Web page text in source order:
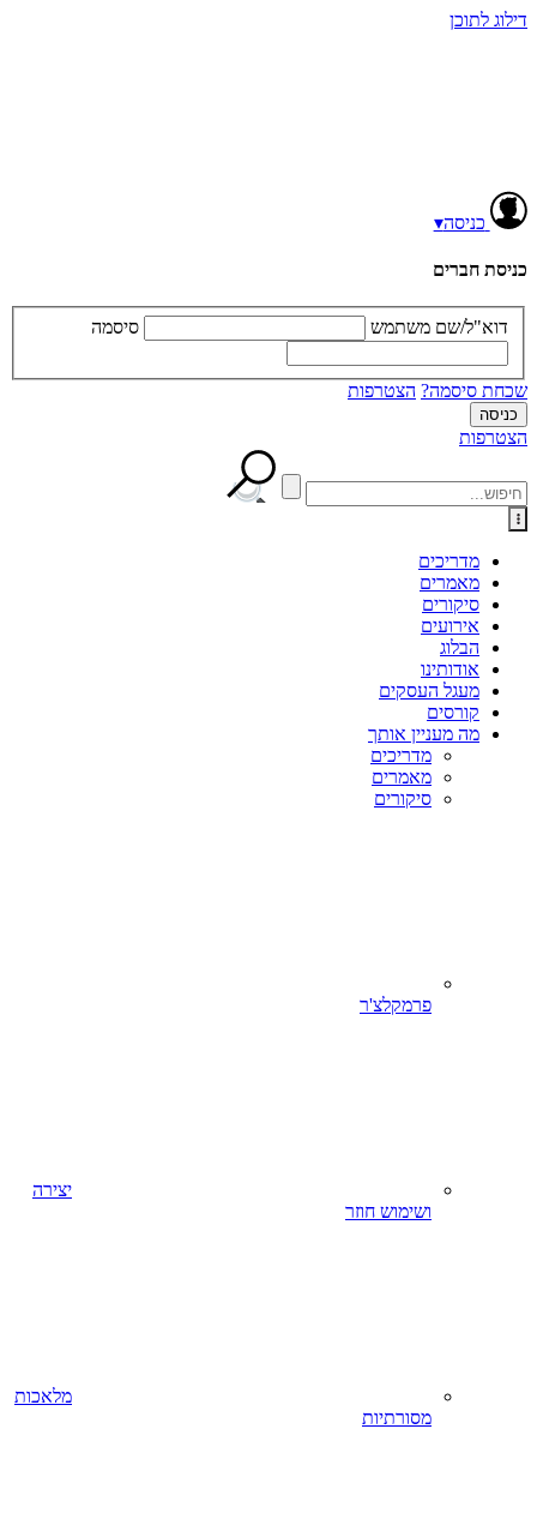
דילוג לתוכן
כניסה▾
כניסת חברים
דוא"ל/שם משתמש סיסמה
שכחת סיסמה? הצטרפות
הצטרפות
מדריכים
מאמרים
סיקורים
אירועים
הבלוג
אודותינו
מעגל העסקים
קורסים
מה מעניין אותך
מדריכים
מאמרים
סיקורים
פרמקלצ'ר
יצירה
ושימוש חוזר
מלאכות
מסורתיות